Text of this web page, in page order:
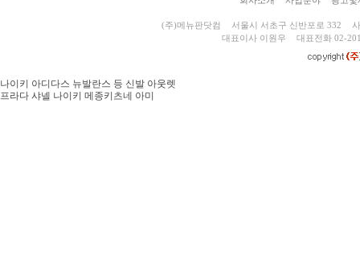
(주)메뉴판닷컴 서울시 서초구 신반포로 332
대표이사 이원우
대표전화 02-
나이키 아디다스 뉴발란스 등 신발 아웃렛
프라다 샤넬 나이키 메종키츠네 아미